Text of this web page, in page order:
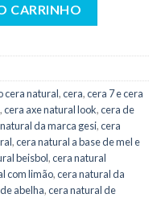
CARRINHO
cera natural,cera,cera 7 e cera
,cera axe natural look,cera de
da marca gesi,cera
,cera natural a base de mel e
beisbol,cera natural
com limão,cera natural da
abelha,cera natural de